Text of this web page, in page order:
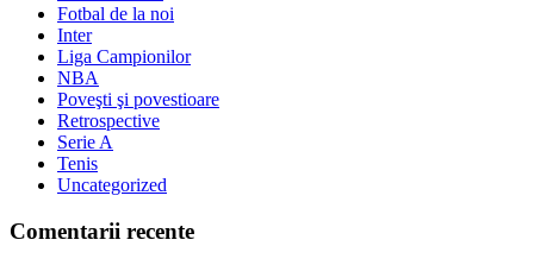
Fotbal de la noi
Inter
Liga Campionilor
NBA
Poveşti şi povestioare
Retrospective
Serie A
Tenis
Uncategorized
Comentarii recente